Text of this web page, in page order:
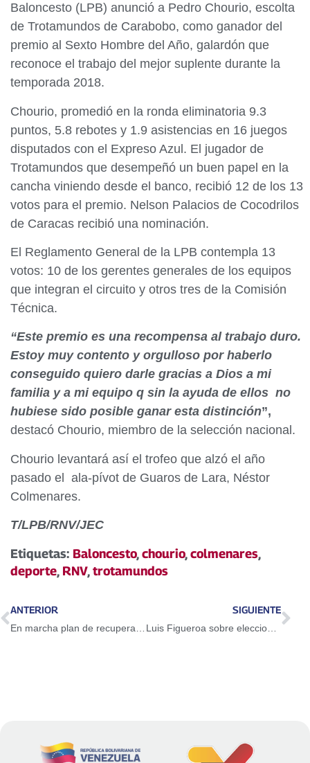
Baloncesto (LPB) anunció a Pedro Chourio, escolta
de Trotamundos de Carabobo, como ganador del
premio al Sexto Hombre del Año, galardón que
reconoce el trabajo del mejor suplente durante la
temporada 2018.
Chourio, promedió en la ronda eliminatoria 9.3
puntos, 5.8 rebotes y 1.9 asistencias en 16 juegos
disputados con el Expreso Azul. El jugador de
Trotamundos que desempeñó un buen papel en la
cancha viniendo desde el banco, recibió 12 de los 13
votos para el premio. Nelson Palacios de Cocodrilos
de Caracas recibió una nominación.
El Reglamento General de la LPB contempla 13
votos: 10 de los gerentes generales de los equipos
que integran el circuito y otros tres de la Comisión
Técnica.
“Este premio es una recompensa al trabajo duro.
Estoy muy contento y orgulloso por haberlo
conseguido quiero darle gracias a Dios a mi
familia y a mi equipo q sin la ayuda de ellos no
hubiese sido posible ganar esta distinción”,
destacó Chourio, miembro de la selección nacional.
Chourio levantará así el trofeo que alzó el año
pasado el ala-pívot de Guaros de Lara, Néstor
Colmenares.
T/LPB/RNV/JEC
Etiquetas: Baloncesto,chourio,colmenares,
deporte, RNV,trotamundos
ANTERIOR SIGUIENTE
Luis Figueroa sobre elecciones del 9-D: El pueblo necesita sus concejales